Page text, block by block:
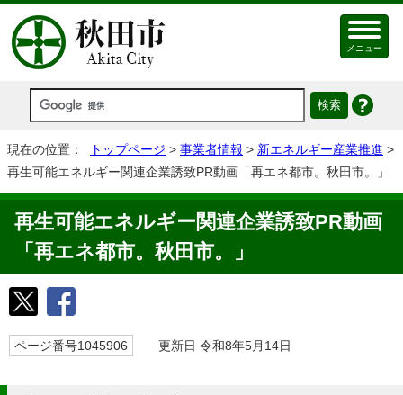
メニュー
現在の位置： トップページ > 事業者情報 > 新エネルギー産業推進 >
再生可能エネルギー関連企業誘致PR動画「再エネ都市。秋田市。」
再生可能エネルギー関連企業誘致PR動画
「再エネ都市。秋田市。」
ページ番号1045906 更新日 令和8年5月14日